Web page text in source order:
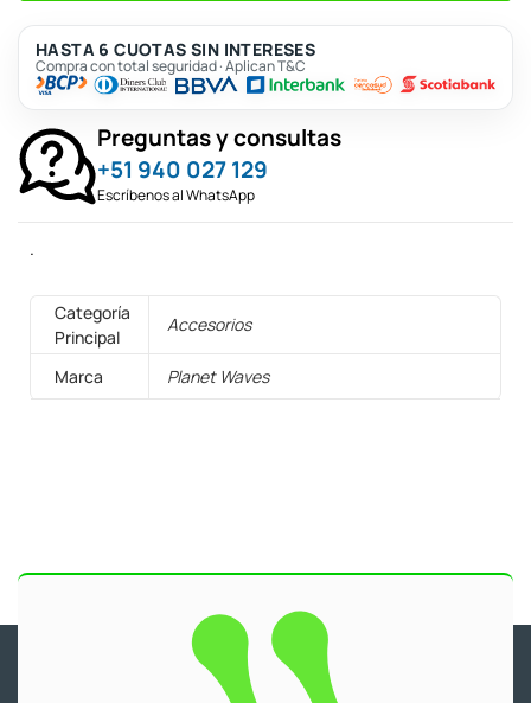
HASTA 6 CUOTAS SIN INTERESES
Compra con total seguridad · Aplican T&C
Preguntas y consultas
+51 940 027 129
Escríbenos al WhatsApp
.
Categoría
Principal
Accesorios
Marca Planet Waves